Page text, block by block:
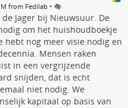
from Fedilab •
de Jager bij Nieuwsuur. De
om het huishoudboekje
hebt nog meer visie nodig en
Mensen raken
in een vergrijzende
snijden, dat is echt
niet nodig. We
kapitaal op basis van